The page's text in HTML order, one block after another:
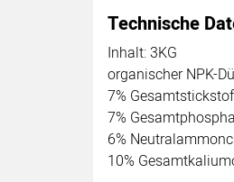
Technische
Inhalt: 3KG
organischer NPK-
7%
7%
6%
10%